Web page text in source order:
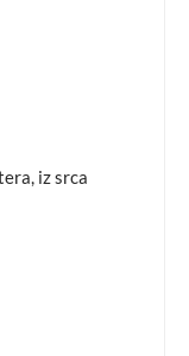
iz srca